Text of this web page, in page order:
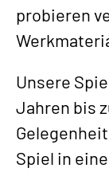
probieren
Unsere
Jahren bis
Spiel in